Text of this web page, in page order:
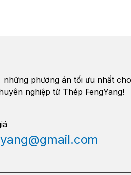
những phương án tối ưu nhất cho
nghiệp từ Thép FengYang!